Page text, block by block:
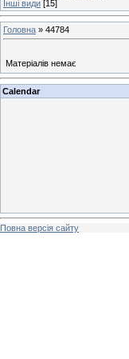
Інші види [15]
Головна » 44784
Матеріалів немає
Calendar
Повна версія сайту